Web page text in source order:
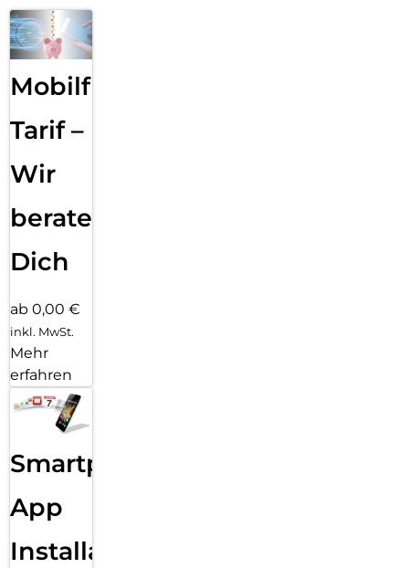
Mobilfunk
Tarif –
Wir
beraten
Dich
ab 0,00 €
inkl. MwSt.
Mehr
erfahren
Smartphone
App
Installation